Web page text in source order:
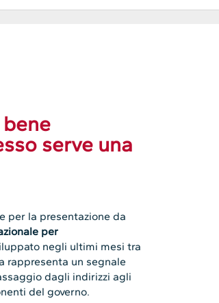
serve una
per la presentazione da
per
negli ultimi mesi tra
rappresenta un segnale
dagli indirizzi agli
del governo.